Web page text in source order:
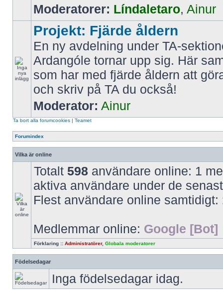
Moderatorer: Líndaletaro, Ainur
Projekt: Fjärde åldern
En ny avdelning under TA-
Ardangóle tornar upp sig. Här
som har med fjärde åldern att
och skriv på TA du också!
Moderator: Ainur
Ta bort alla forumcookies | Teamet
Forumindex
Vilka är online
Totalt 598 användare online: 1
aktiva användare under de
Flest användare online samtidigt:
Medlemmar online: Google [Bot]
Förklaring :: Administratörer, Globala moderatorer
Födelsedagar
Inga födelsedagar idag.